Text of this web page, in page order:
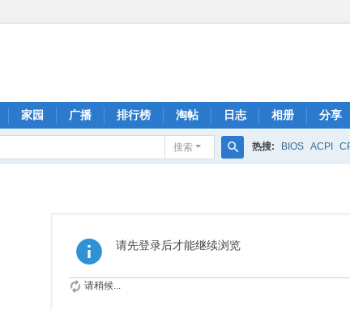
家园 广播 排行榜 淘帖 日志 相册 分享
搜索 热搜: BIOS ACPI
请先登录后才能继续浏览
请稍候...